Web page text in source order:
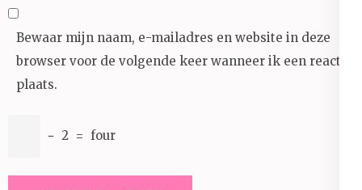
Bewaar mijn naam, e-mailadres en website in deze
browser voor de volgende keer wanneer ik een reactie
plaats.
− 2 = four